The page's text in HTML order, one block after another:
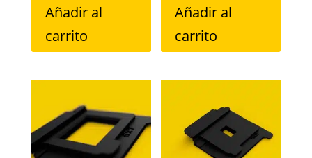
Añadir al
carrito
Añadir al
carrito